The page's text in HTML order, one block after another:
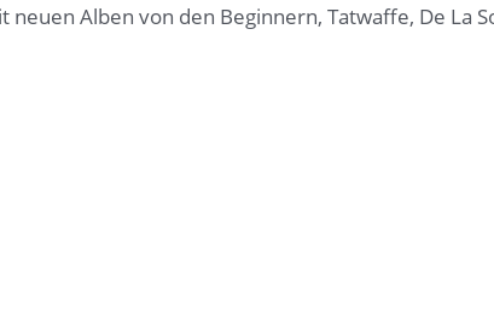
Alben von den Beginnern, Tatwaffe, De La